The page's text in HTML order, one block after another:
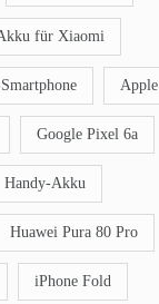
für Xiaomi
Apple
Google Pixel 6a
Handy-Akku
Huawei Pura 80 Pro
iPhone Fold